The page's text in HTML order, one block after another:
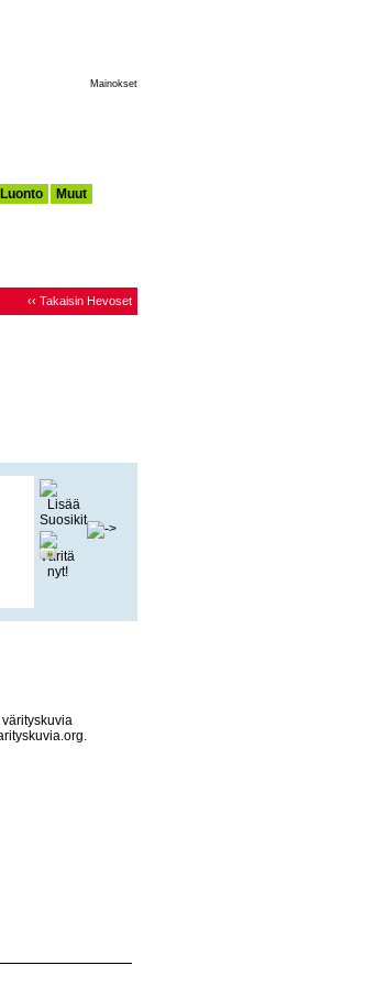
Mainokset
Luonto
Muut
‹‹ Takaisin Hevoset